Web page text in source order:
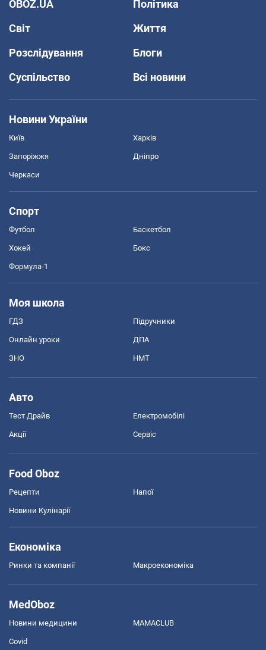
OBOZ.UA
Політика
Світ
Життя
Розслідування
Блоги
Суспільство
Всі новини
Новини України
Київ Харків
Запоріжжя Дніпро
Черкаси
Спорт
Футбол Баскетбол
Хокей Бокс
Формула-1
Моя школа
ГДЗ Підручники
Онлайн уроки ДПА
ЗНО НМТ
Авто
Тест Драйв Електромобілі
Акції Сервіс
Food Oboz
Рецепти Напої
Новини Кулінарії
Економіка
Ринки та компанії Макроекономіка
MedOboz
Новини медицини MAMACLUB
Covid